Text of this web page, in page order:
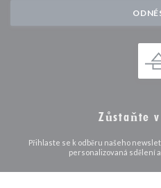
Zůstaňte
Přihlaste se k odběru našeho
personalizovaná sdělení